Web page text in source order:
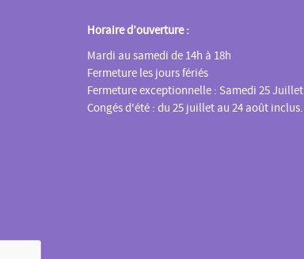
Horaire d’ouverture :
Mardi au samedi de 14h à 18h
Fermeture les jours fériés
Fermeture exceptionnelle : Samedi 25 Juillet
Congés d'été : du 25 juillet au 24 août inclus.